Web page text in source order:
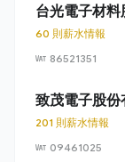
台光電子材料
60 則薪水情報
86521351
致茂電子股份
201 則薪水情報
09461025